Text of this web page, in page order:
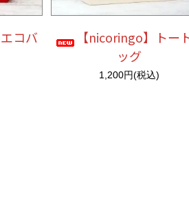
コバ
【nicoringo】トー
ッグ
1,200円(税込)